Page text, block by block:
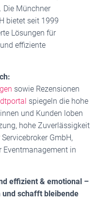
Die Münchner
bietet seit 1999
Lösungen für
effiziente
sowie Rezensionen
spiegeln die hohe
und Kunden loben
hohe Zuverlässigkeit
GmbH,
Eventmanagement in
effizient & emotional –
und schafft bleibende